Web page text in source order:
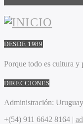
DESDE 1989
Porque todo es cultura y
DIRECCIONES
Administración:
+(54) 911 6642 8164 |